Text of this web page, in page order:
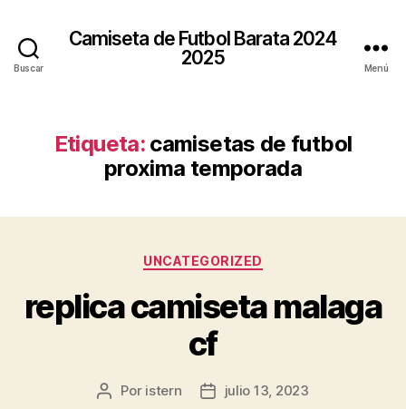
Buscar
Camiseta de Futbol Barata 2024
2025
Menú
Etiqueta: camisetas de futbol
proxima temporada
Categorías
UNCATEGORIZED
replica camiseta malaga
cf
Autor
Por istern
Fechajulio 13, 2023